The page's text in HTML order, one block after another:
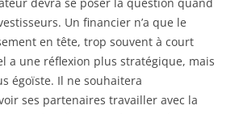
Un financier n’a que le
en tête, trop souvent à court
a une réflexion plus stratégique, mais
égoïste. Il ne souhaitera
ses partenaires travailler avec la